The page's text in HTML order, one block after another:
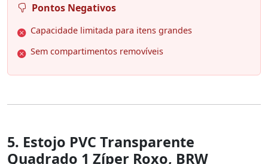
Pontos Negativos
Capacidade limitada para itens grandes
Sem compartimentos removíveis
5. Estojo PVC Transparente
Quadrado 1 Zíper Roxo, BRW